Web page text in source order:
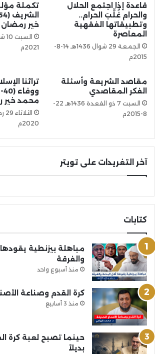
قاعدة إذا اجتمع الحلال
والحرام غُلِّبَ الحرام..
وتطبيقاتها الفقهية
المعاصرة
الجمعة 29 شوال 1436هـ 14-8-
2015م
تكملة
خير
2021م
مقاصد الشريعة وأسئلة
الفكر المقاصدي
السبت 7 ذو القعدة 1436هـ 22-
8-2015م
تراثنا
محمد
2020م
آخر التغريدات على تويتر
كتابات
مباهلة بيزنطية
والفرقة
منذ أسبوع واحد
كرة القدم وصناعة
منذ 3 أسابيع
حينما تصبح لعبة كرة
بديلاً